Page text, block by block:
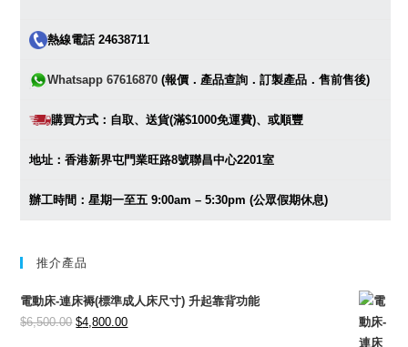
熱線電話 24638711
Whatsapp 67616870 (報價．產品查詢．訂製產品．售前售後)
購買方式：自取、送貨(滿$1000免運費)、或順豐
地址：香港新界屯門業旺路8號聯昌中心2201室
辦工時間：星期一至五 9:00am – 5:30pm (公眾假期休息)
推介產品
電動床-連床褥(標準成人床尺寸) 升起靠背功能
$6,500.00 Original
$4,800.00Current